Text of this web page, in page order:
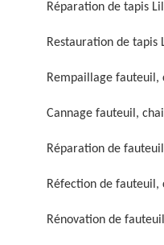
chaise et siège 59
Réparation de tapis
Restauration de tapis
Rempaillage fauteuil,
Cannage fauteuil,
Réparation de
Réfection de fauteuil,
Rénovation de